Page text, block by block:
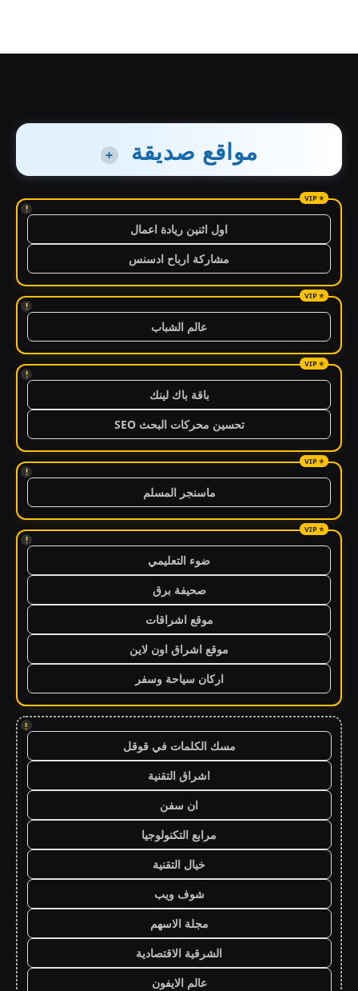
مواقع صديقة +
!
اول اثنين ريادة اعمال
مشاركة ارباح ادسنس
!
عالم الشباب
!
باقة باك لينك
تحسين محركات البحث SEO
!
ماسنجر المسلم
!
ضوء التعليمي
صحيفة برق
موقع اشراقات
موقع اشراق اون لاين
اركان سياحة وسفر
!
مسك الكلمات في قوقل
اشراق التقنية
ان سفن
مرابع التكنولوجيا
خيال التقنية
شوف ويب
مجلة الاسهم
الشرقية الاقتصادية
عالم الايفون